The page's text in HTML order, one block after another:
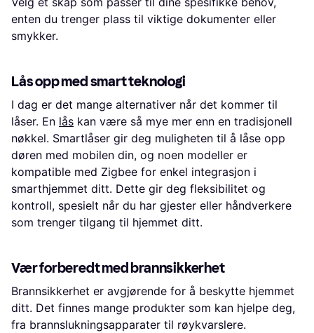
enten du trenger plass til viktige dokumenter eller
smykker.
Lås opp med smart teknologi
I dag er det mange alternativer når det kommer til
låser. En lås kan være så mye mer enn en tradisjonell
nøkkel. Smartlåser gir deg muligheten til å låse opp
døren med mobilen din, og noen modeller er
kompatible med Zigbee for enkel integrasjon i
smarthjemmet ditt. Dette gir deg fleksibilitet og
kontroll, spesielt når du har gjester eller håndverkere
som trenger tilgang til hjemmet ditt.
Vær forberedt med brannsikkerhet
Brannsikkerhet er avgjørende for å beskytte hjemmet
ditt. Det finnes mange produkter som kan hjelpe deg,
fra brannslukningsapparater til røykvarslere.